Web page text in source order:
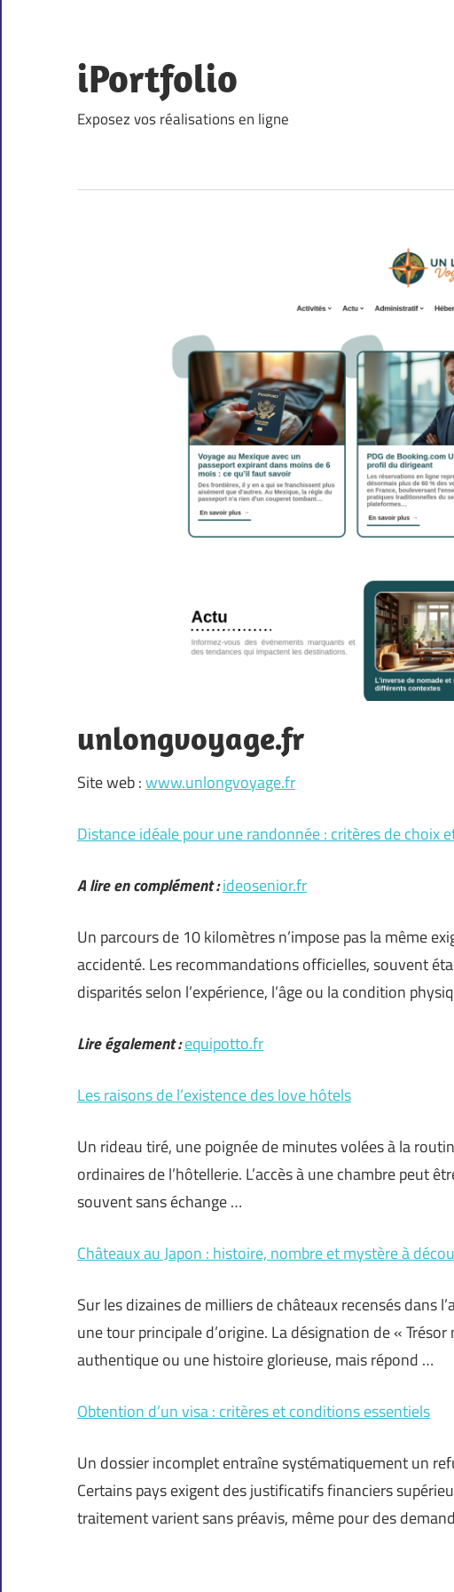
content
iPortfolio
Exposez vos réalisations en ligne
unlongvoyage.fr
Site web :www.unlongvoyage.fr
Distance idéale pour une randonnée : critères de choix
A lire en complément :ideosenior.fr
Un parcours de 10 kilomètres n’impose pas la même
accidenté. Les recommandations officielles, souvent
disparités selon l’expérience, l’âge ou la condition
Lire également :equipotto.fr
Les raisons de l’existence des love hôtels
Un rideau tiré, une poignée de minutes volées à la
ordinaires de l’hôtellerie. L’accès à une chambre peut
souvent sans échange …
Châteaux au Japon : histoire, nombre et mystère à
Sur les dizaines de milliers de châteaux recensés dans
une tour principale d’origine. La désignation de «
authentique ou une histoire glorieuse, mais répond …
Obtention d’un visa : critères et conditions essentiels
Un dossier incomplet entraîne systématiquement un
Certains pays exigent des justificatifs financiers
traitement varient sans préavis, même pour des